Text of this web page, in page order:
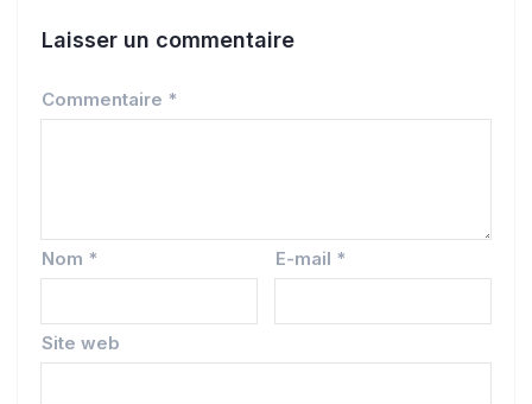
Laisser un commentaire
Commentaire *
Nom * E-mail *
Site web